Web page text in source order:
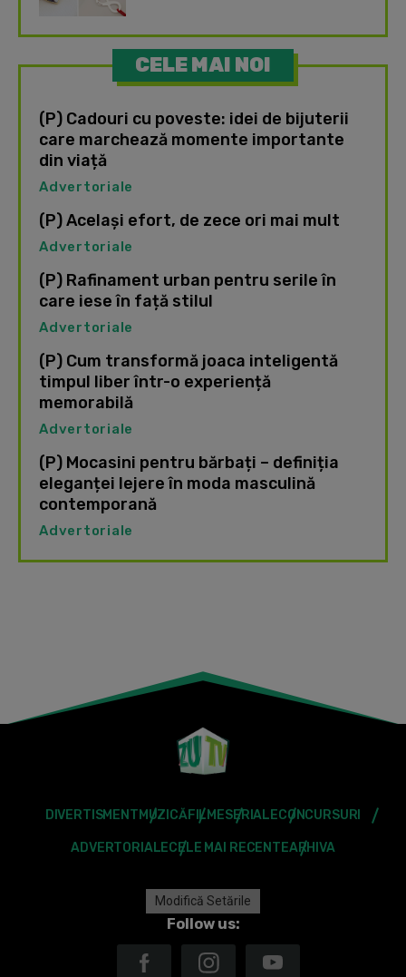
CELE MAI NOI
(P) Cadouri cu poveste: idei de bijuterii
care marchează momente importante
din viață
Advertoriale
(P) Același efort, de zece ori mai mult
Advertoriale
(P) Rafinament urban pentru serile în
care iese în față stilul
Advertoriale
(P) Cum transformă joaca inteligentă
timpul liber într-o experiență
memorabilă
Advertoriale
(P) Mocasini pentru bărbați – definiția
eleganței lejere în moda masculină
contemporană
Advertoriale
DIVERTISMENT MUZICĂFILMESERIALECONCURSURI
ADVERTORIALECELE MAI RECENTEARHIVA
Modifică Setările
Follow us: